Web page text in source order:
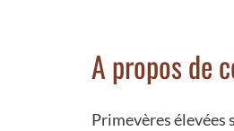
A propos de
Primevères élevées